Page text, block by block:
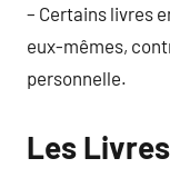
– Certains livres
eux-mêmes,
personnelle.
Les